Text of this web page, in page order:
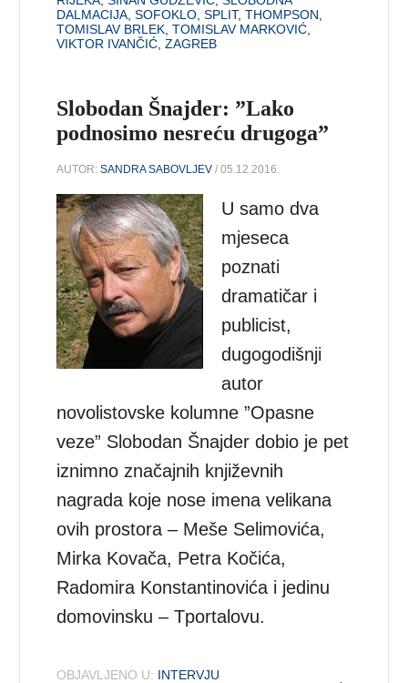
DALMACIJA ,SOFOKLO ,SPLIT,THOMPSON
TOMISLAV BRLEK ,TOMISLAV MARKOVIĆ
VIKTOR IVANČIĆ ,ZAGREB
Slobodan Šnajder: ”Lako
podnosimo nesreću drugoga”
AUTOR:SANDRA SABOVLJEV / 05.12.2016.
U samo dva
mjeseca
poznati
dramatičar i
publicist,
dugogodišnji
autor
novolistovske kolumne ”Opasne
veze” Slobodan Šnajder dobio je pet
iznimno značajnih književnih
nagrada koje nose imena velikana
ovih prostora – Meše Selimovića,
Mirka Kovača, Petra Kočića,
Radomira Konstantinovića i jedinu
domovinsku – Tportalovu.
OBJAVLJENO U: INTERVJU